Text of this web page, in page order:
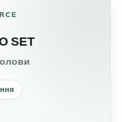
SET